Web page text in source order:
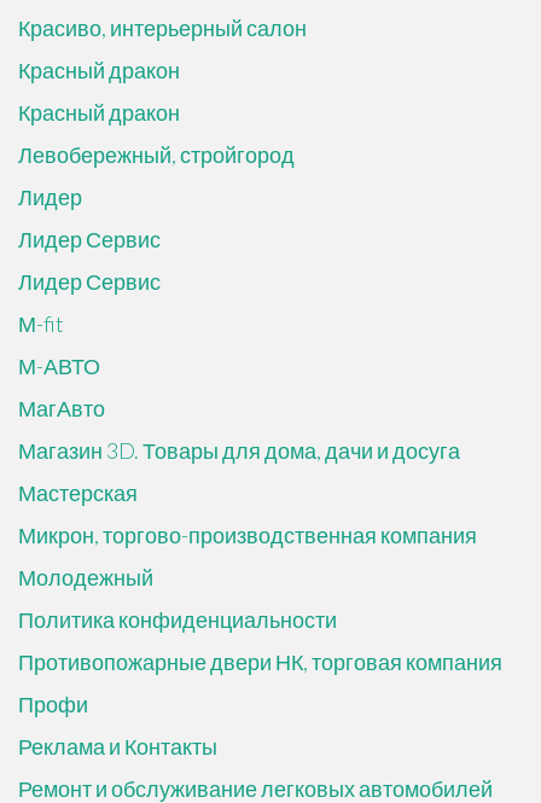
Красиво, интерьерный салон
Красный дракон
Красный дракон
Левобережный, стройгород
Лидер
Лидер Сервис
Лидер Сервис
М-fit
М-АВТО
МагАвто
Магазин 3D. Товары для дома, дачи и досуга
Мастерская
Микрон, торгово-производственная компания
Молодежный
Политика конфиденциальности
Противопожарные двери НК, торговая компания
Профи
Реклама и Контакты
Ремонт и обслуживание легковых автомобилей